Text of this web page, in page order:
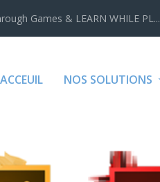
Games & LEARN WHILE PL...
ACCEUIL NOS SOLUTIONS